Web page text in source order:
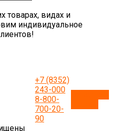
товарах, видах и
индивидуальное
+7 (8352)
243-000
8-800-
700-20-
90